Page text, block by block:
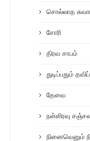
சொல்லாத
சோரி
திரவ சாபம்
துடிப்பதும்
தேவை
நள்ளிரவு
நினைவெனும்